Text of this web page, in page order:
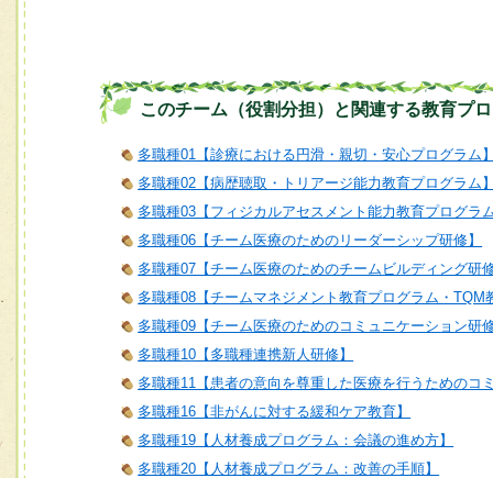
このチーム（役割分担）と関連する教育プ
多職種01【診療における円滑・親切・安心プログラム
多職種02【病歴聴取・トリアージ能力教育プログラム
多職種03【フィジカルアセスメント能力教育プログラ
多職種06【チーム医療のためのリーダーシップ研修】
多職種07【チーム医療のためのチームビルディング研
多職種08【チームマネジメント教育プログラム・TQM
多職種09【チーム医療のためのコミュニケーション研
多職種10【多職種連携新人研修】
多職種11【患者の意向を尊重した医療を行うためのコ
多職種16【非がんに対する緩和ケア教育】
多職種19【人材養成プログラム：会議の進め方】
多職種20【人材養成プログラム：改善の手順】